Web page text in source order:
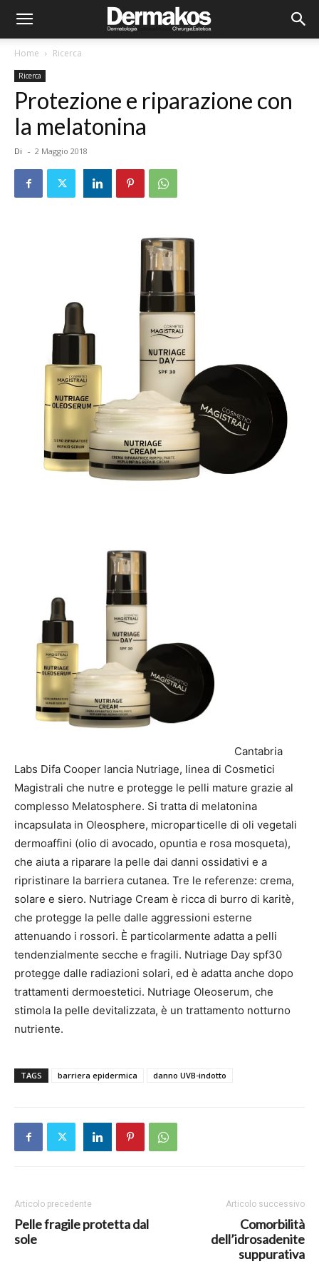
Home Ricerca
Ricerca
Protezione e riparazione con
la melatonina
Di - 2 Maggio 2018
Cantabria
Labs Difa Cooper lancia Nutriage, linea di Cosmetici
Magistrali che nutre e protegge le pelli mature grazie al
complesso Melatosphere. Si tratta di melatonina
incapsulata in Oleosphere, microparticelle di oli vegetali
dermoaffini (olio di avocado, opuntia e rosa mosqueta),
che aiuta a riparare la pelle dai danni ossidativi e a
ripristinare la barriera cutanea. Tre le referenze: crema,
solare e siero. Nutriage Cream è ricca di burro di karitè,
che protegge la pelle dalle aggressioni esterne
attenuando i rossori. È particolarmente adatta a pelli
tendenzialmente secche e fragili. Nutriage Day spf30
protegge dalle radiazioni solari, ed è adatta anche dopo
trattamenti dermoestetici. Nutriage Oleoserum, che
stimola la pelle devitalizzata, è un trattamento notturno
nutriente.
TAGS barriera epidermica danno UVB-indotto
Articolo precedente
Pelle fragile protetta dal
sole
Articolo successivo
Comorbilità
dell’idrosadenite
suppurativa